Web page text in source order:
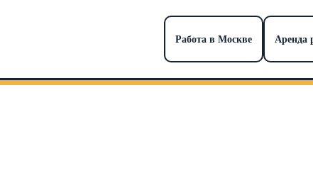
Работа в Москве Аренда